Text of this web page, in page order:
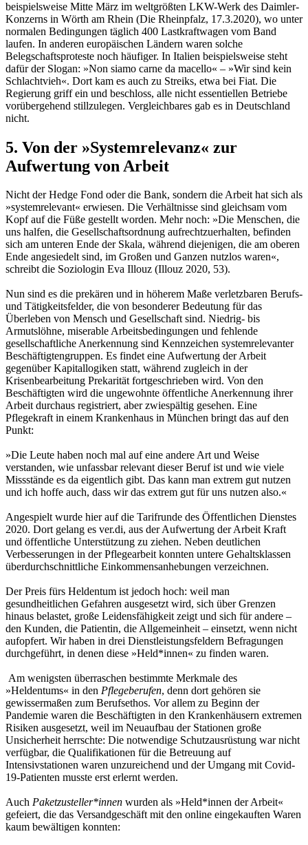
beispielsweise Mitte März im weltgrößten LKW-Werk des Daimler-
Konzerns in Wörth am Rhein (Die Rheinpfalz, 17.3.2020), wo unter
normalen Bedingungen täglich 400 Lastkraftwagen vom Band
laufen. In anderen europäischen Ländern waren solche
Belegschaftsproteste noch häufiger. In Italien beispielsweise steht
dafür der Slogan: »Non siamo carne da macello« – »Wir sind kein
Schlachtvieh«. Dort kam es auch zu Streiks, etwa bei Fiat. Die
Regierung griff ein und beschloss, alle nicht essentiellen Betriebe
vorübergehend stillzulegen. Vergleichbares gab es in Deutschland
nicht.
5. Von der »Systemrelevanz« zur
Aufwertung von Arbeit
Nicht der Hedge Fond oder die Bank, sondern die Arbeit hat sich als
»systemrelevant« erwiesen. Die Verhältnisse sind gleichsam vom
Kopf auf die Füße gestellt worden. Mehr noch: »Die Menschen, die
uns halfen, die Gesellschaftsordnung aufrechtzuerhalten, befinden
sich am unteren Ende der Skala, während diejenigen, die am oberen
Ende angesiedelt sind, im Großen und Ganzen nutzlos waren«,
schreibt die Soziologin Eva Illouz (Illouz 2020, 53).
Nun sind es die prekären und in höherem Maße verletzbaren Berufs-
und Tätigkeitsfelder, die von besonderer Bedeutung für das
Überleben von Mensch und Gesellschaft sind. Niedrig- bis
Armutslöhne, miserable Arbeitsbedingungen und fehlende
gesellschaftliche Anerkennung sind Kennzeichen systemrelevanter
Beschäftigtengruppen. Es findet eine Aufwertung der Arbeit
gegenüber Kapitallogiken statt, während zugleich in der
Krisenbearbeitung Prekarität fortgeschrieben wird. Von den
Beschäftigten wird die ungewohnte öffentliche Anerkennung ihrer
Arbeit durchaus registriert, aber zwiespältig gesehen. Eine
Pflegekraft in einem Krankenhaus in München bringt das auf den
Punkt:
»Die Leute haben noch mal auf eine andere Art und Weise
verstanden, wie unfassbar relevant dieser Beruf ist und wie viele
Missstände es da eigentlich gibt. Das kann man extrem gut nutzen
und ich hoffe auch, dass wir das extrem gut für uns nutzen also.«
Angespielt wurde hier auf die Tarifrunde des Öffentlichen Dienstes
2020. Dort gelang es ver.di, aus der Aufwertung der Arbeit Kraft
und öffentliche Unterstützung zu ziehen. Neben deutlichen
Verbesserungen in der Pflegearbeit konnten untere Gehaltsklassen
überdurchschnittliche Einkommensanhebungen verzeichnen.
Der Preis fürs Heldentum ist jedoch hoch: weil man
gesundheitlichen Gefahren ausgesetzt wird, sich über Grenzen
hinaus belastet, große Leidensfähigkeit zeigt und sich für andere –
den Kunden, die Patientin, die Allgemeinheit – einsetzt, wenn nicht
aufopfert. Wir haben in drei Dienstleistungsfeldern Befragungen
durchgeführt, in denen diese »Held*innen« zu finden waren.
Am wenigsten überraschen bestimmte Merkmale des
»Heldentums« in den Pflegeberufen, denn dort gehören sie
gewissermaßen zum Berufsethos. Vor allem zu Beginn der
Pandemie waren die Beschäftigten in den Krankenhäusern extremen
Risiken ausgesetzt, weil im Neuaufbau der Stationen große
Unsicherheit herrschte: Die notwendige Schutzausrüstung war nicht
verfügbar, die Qualifikationen für die Betreuung auf
Intensivstationen waren unzureichend und der Umgang mit Covid-
19-Patienten musste erst erlernt werden.
Auch Paketzusteller*innen wurden als »Held*innen der Arbeit«
gefeiert, die das Versandgeschäft mit den online eingekauften Waren
kaum bewältigen konnten: